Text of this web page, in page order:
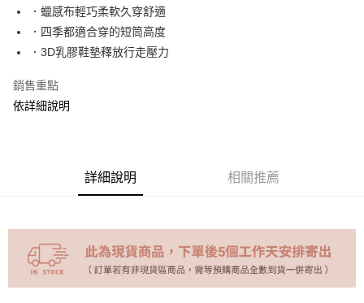
Apple Pay
街口支付
ATM付款
每筆NT$70，滿NT$999(含以上)免運費
(未開放)萊爾富
每筆NT$9,999
．蠟感布輕巧柔軟久穿舒適
．四季都適合穿的短筒高度
．3D乳膠鞋墊釋放行走壓力
銷售重點
依詳細說明
詳細說明 相關推薦